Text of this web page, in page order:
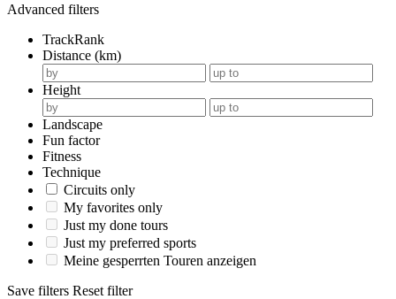
Advanced filters
TrackRank
Distance (km)
Height
Landscape
Fun factor
Fitness
Technique
Circuits only
My favorites only
Just my done tours
Just my preferred sports
Meine gesperrten Touren anzeigen
Save filters Reset filter